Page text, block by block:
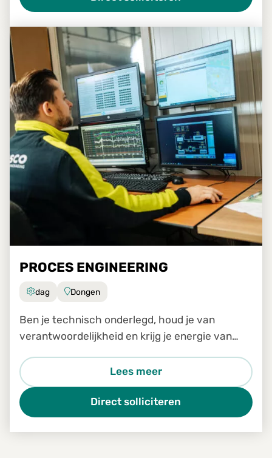
PROCES ENGINEERING
dag Dongen
Ben je technisch onderlegd, houd je van
verantwoordelijkheid en krijg je energie van
functie van Proces Engineering iets voor jou.
Lees meer
Direct solliciteren